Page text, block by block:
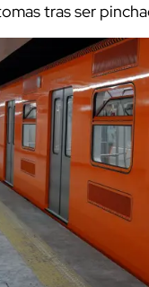
tras ser